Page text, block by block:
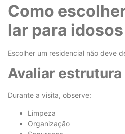
Como
lar para idosos
Escolher um residencial não deve
Avaliar
Durante a visita, observe:
Limpeza
Organização